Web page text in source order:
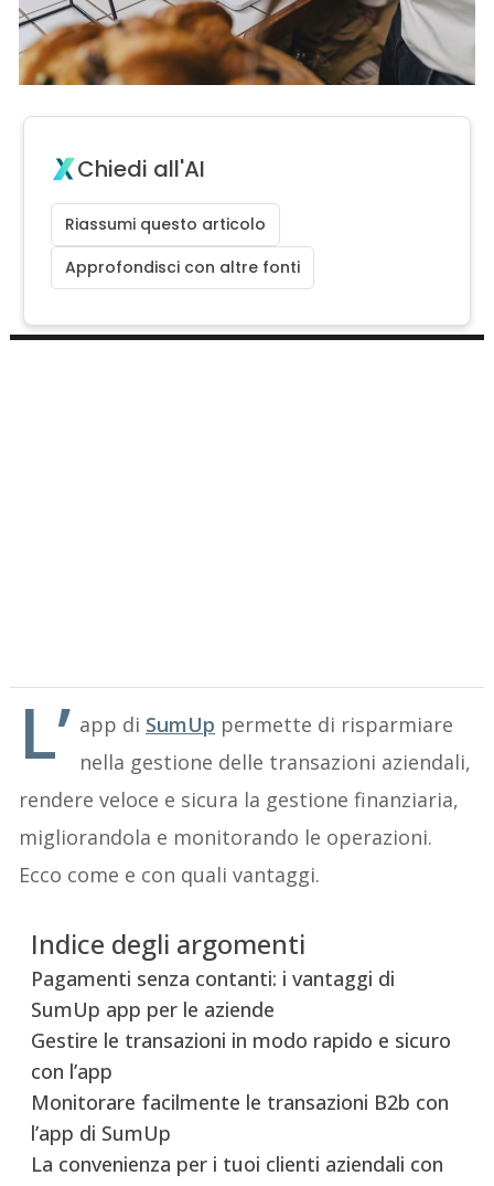
Chiedi all'AI
Riassumi questo articolo
Approfondisci con altre fonti
L’ app di SumUp permette di risparmiare
nella gestione delle transazioni aziendali,
rendere veloce e sicura la gestione finanziaria,
migliorandola e monitorando le operazioni.
Ecco come e con quali vantaggi.
Indice degli argomenti
Pagamenti senza contanti: i vantaggi di
SumUp app per le aziende
Gestire le transazioni in modo rapido e sicuro
con l’app
Monitorare facilmente le transazioni B2b con
l’app di SumUp
La convenienza per i tuoi clienti aziendali con